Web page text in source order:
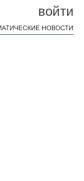
войти